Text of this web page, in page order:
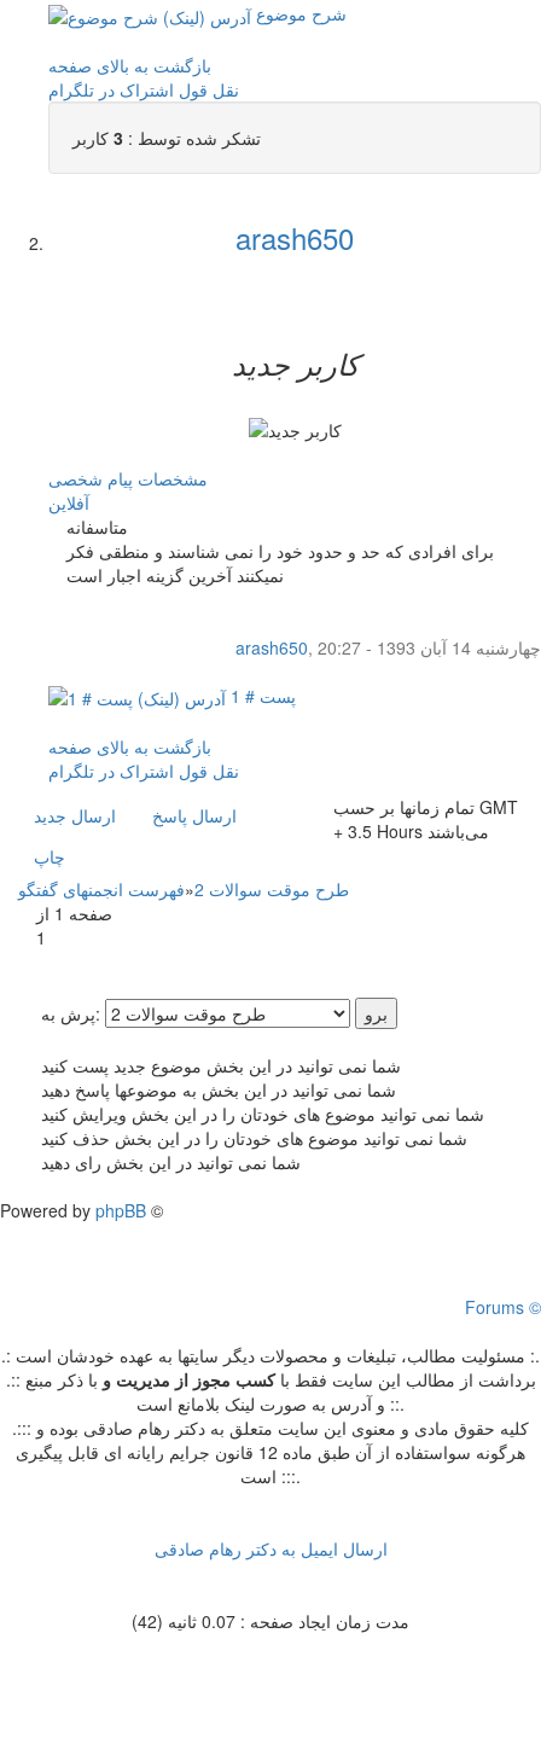
شرح موضوع
بازگشت به بالای صفحه
نقل قول اشتراک در تلگرام
تشکر شده توسط : 3 کاربر
arash650
کاربر جدید
مشخصات پیام شخصی
آفلاين
متاسفانه
برای افرادی که حد و حدود خود را نمی شناسند و منطقی فکر
نمیکنند آخرین گزینه اجبار است
arash650,
چهار‌شنبه 14 آبان 1393 - 20:27
پست # 1
بازگشت به بالای صفحه
نقل قول اشتراک در تلگرام
ارسال جديد
ارسال پاسخ
چاپ
تمام زمانها بر حسب GMT
+ 3.5 Hours می‌باشند
فهرست انجمنهای گفتگو»
طرح موقت سوالات 2
صفحه 1 از
1
پرش به:
شما نمی توانید در این بخش موضوع جدید پست کنید
شما نمی توانید در این بخش به موضوعها پاسخ دهید
شما نمی توانید موضوع های خودتان را در این بخش ویرایش کنید
شما نمی توانید موضوع های خودتان را در این بخش حذف کنید
شما نمی توانید در این بخش رای دهید
Powered by phpBB ©
Forums ©
.: مسئوليت مطالب، تبليغات و محصولات ديگر سايتها به عهده خودشان است :.
.:: برداشت از مطالب اين سايت فقط باکسب مجوز از مدیریت و با ذکر مبنع
و آدرس به صورت لینک بلامانع است ::.
.::: کلیه حقوق مادی و معنوی این سایت متعلق به دکتر رهام صادقی بوده و
هرگونه سواستفاده از آن طبق ماده 12 قانون جرایم رایانه ای قابل پیگیری
است :::.
ارسال ایمیل به دکتر رهام صادقی
مدت زمان ایجاد صفحه : 0.07 ثانیه (42)